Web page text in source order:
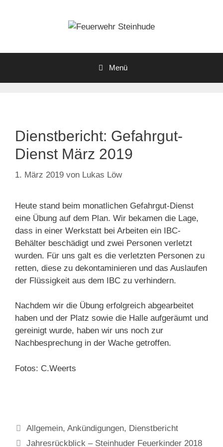
Menü
Dienstbericht: Gefahrgut-
Dienst März 2019
1. März 2019 von Lukas Löw
Heute stand beim monatlichen Gefahrgut-Dienst
eine Übung auf dem Plan. Wir bekamen die Lage,
dass in einer Werkstatt bei Arbeiten ein IBC-
Behälter beschädigt und zwei Personen verletzt
wurden. Für uns galt es die verletzten Personen zu
retten, diese zu dekontaminieren und das Auslaufen
der Flüssigkeit aus dem IBC zu verhindern.
Nachdem wir die Übung erfolgreich abgearbeitet
haben und der Platz sowie die Halle aufgeräumt und
gereinigt wurde, haben wir uns noch zur
Nachbesprechung in der Wache getroffen.
Fotos: C.Weerts
Kategorien
Allgemein,Ankündigungen, Dienstbericht
Jahresrückblick – Steinhuder Feuerkinder 2018